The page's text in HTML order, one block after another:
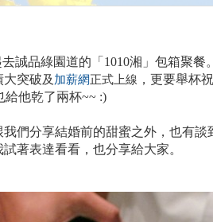
誠品綠園道的 「 1010湘 」包箱聚餐。
大突破及 加薪網正式上線 ，更要舉杯
給他乾了兩杯~~ :)
們分享結婚前的甜蜜之外 ，也有
試著表達看看 ，也分享給大家。